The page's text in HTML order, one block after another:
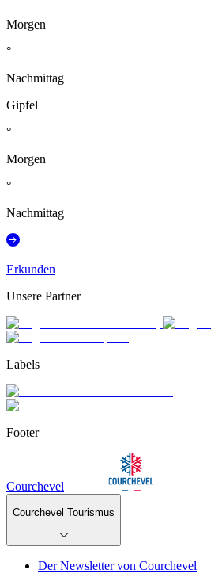
Morgen
°
Nachmittag
Gipfel
°
Morgen
°
Nachmittag
Erkunden
Unsere Partner
Labels
Footer
Courchevel
Courchevel Tourismus
Der Newsletter von Courchevel